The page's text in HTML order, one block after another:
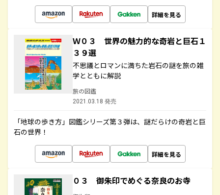
詳細を見る
Ｗ０３ 世界の魅力的な奇岩と巨石１
３９選
不思議とロマンに満ちた岩石の謎を旅の雑
学とともに解説
旅の図鑑
2021.03.18 発売
「地球の歩き方」図鑑シリーズ第３弾は、謎だらけの奇岩と巨
石の世界！
詳細を見る
０３ 御朱印でめぐる奈良のお寺